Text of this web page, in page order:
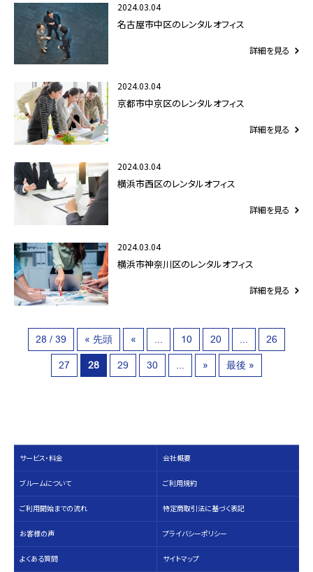
2024.03.04
名古屋市中区のレンタルオフィス
詳細を見る
2024.03.04
京都市中京区のレンタルオフィス
詳細を見る
2024.03.04
横浜市西区のレンタルオフィス
詳細を見る
2024.03.04
横浜市神奈川区のレンタルオフィス
詳細を見る
28 / 39 « 先頭 « 10 20 26
27 28 29 30 » 最後 »
サービス・料⾦
ブルームについて
ご利用開始までの流れ
お客様の声
よくある質問
会社概要
ご利用規約
特定商取引法に基づく表記
プライバシーポリシー
サイトマップ